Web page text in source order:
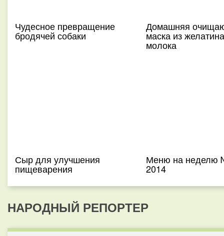
Чудесное превращение
бродячей собаки
Домашняя
маска из
молока
Сыр для улучшения
пищеварения
Меню на неделю
2014
НАРОДНЫЙ РЕПОРТЕР